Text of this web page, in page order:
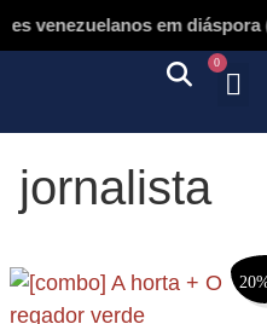
venezuelanos em diáspora
0
jornalista